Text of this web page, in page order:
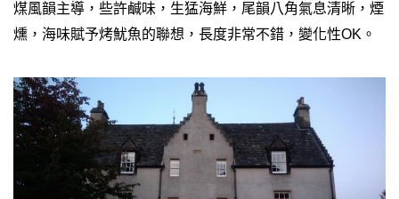
煤風韻主導，些許鹹味，生猛海鮮，尾韻八角氣息清晰，煙
燻，海味賦予烤魷魚的聯想，長度非常不錯，變化性OK。